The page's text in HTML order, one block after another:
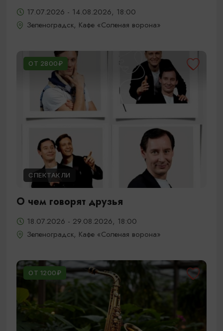
17.07.2026 - 14.08.2026, 18:00
Зеленоградск, Кафе «Соленая ворона»
ОТ 2800₽
СПЕКТАКЛИ
О чем говорят друзья
18.07.2026 - 29.08.2026, 18:00
Зеленоградск, Кафе «Соленая ворона»
ОТ 1200₽